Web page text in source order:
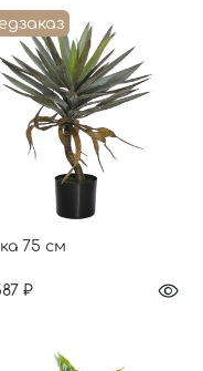
75 см
₽